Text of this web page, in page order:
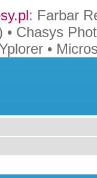
: Farbar
• Chasys
•